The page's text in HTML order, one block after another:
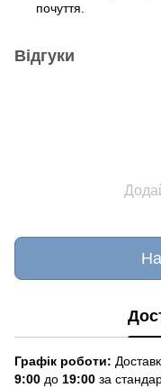
почуття.
Відгуки
Графік роботи:
9:00 до 19:00 за